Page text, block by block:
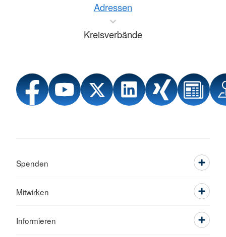
Adressen
Kreisverbände
Spenden
Mitwirken
Informieren